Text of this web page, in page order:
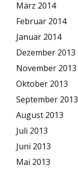
März 2014
Februar 2014
Januar 2014
Dezember 2013
November 2013
Oktober 2013
September 2013
August 2013
Juli 2013
Juni 2013
Mai 2013